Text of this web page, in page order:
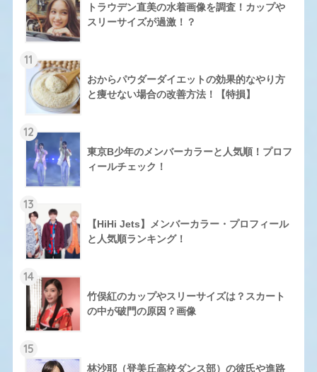
トラウデン直美の水着画像を調査！カップや
スリーサイズが過激！？
11
おからパウダーダイエットの効果的なやり方
と痩せない場合の改善方法！【特損】
12
東京B少年のメンバーカラーと人気順！プロフ
ィールチェック！
13
【HiHi Jets】メンバーカラー・プロフィール
と人気順ランキング！
14
竹俣紅のカップやスリーサイズは？スカート
の中が破門の原因？画像
15
林沙耶（登美丘高校ダンス部）の彼氏や進路